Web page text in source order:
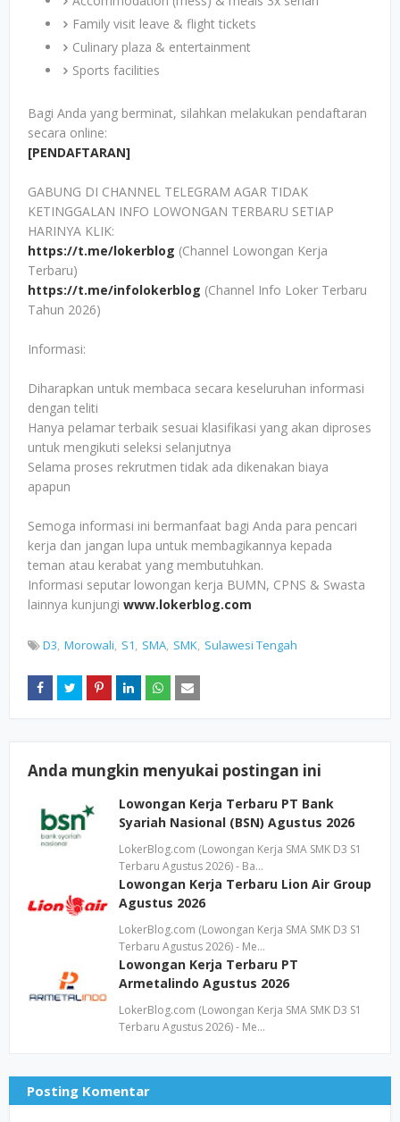
Family visit leave & flight tickets
Culinary plaza & entertainment
Sports facilities
Bagi Anda yang berminat, silahkan melakukan pendaftaran
secara online:
[PENDAFTARAN]
GABUNG DI CHANNEL TELEGRAM AGAR TIDAK
KETINGGALAN INFO LOWONGAN TERBARU SETIAP
HARINYA KLIK:
https://t.me/lokerblog (Channel Lowongan Kerja
Terbaru)
https://t.me/infolokerblog (Channel Info Loker Terbaru
Tahun 2026)
Informasi:
Diharapkan untuk membaca secara keseluruhan informasi
dengan teliti
Hanya pelamar terbaik sesuai klasifikasi yang akan diproses
untuk mengikuti seleksi selanjutnya
Selama proses rekrutmen tidak ada dikenakan biaya
apapun
Semoga informasi ini bermanfaat bagi Anda para pencari
kerja dan jangan lupa untuk membagikannya kepada
teman atau kerabat yang membutuhkan.
Informasi seputar lowongan kerja BUMN, CPNS & Swasta
lainnya kunjungi www.lokerblog.com
D3 Morowali S1 SMA SMK Sulawesi Tengah
Anda mungkin menyukai postingan ini
Lowongan Kerja Terbaru PT Bank
Syariah Nasional (BSN) Agustus 2026
LokerBlog.com (Lowongan Kerja SMA SMK D3 S1
Terbaru Agustus 2026) - Ba…
Lowongan Kerja Terbaru Lion Air Group
Agustus 2026
LokerBlog.com (Lowongan Kerja SMA SMK D3 S1
Terbaru Agustus 2026) - Me…
Lowongan Kerja Terbaru PT
Armetalindo Agustus 2026
LokerBlog.com (Lowongan Kerja SMA SMK D3 S1
Terbaru Agustus 2026) - Me…
Posting Komentar